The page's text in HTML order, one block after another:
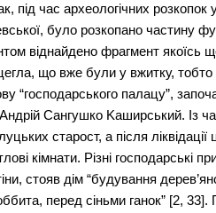
під час археологічних розкопок
було розкопано частину
вiднайдено фрагмент якоїсь
що вже були у вжитку,
“господарського палацу”,
Cангушко Kаширський. Із
старост, а пiсля
кiмнати. Piзнi господарськi
стояв дiм “будування
перед сiньми ганок” [2,